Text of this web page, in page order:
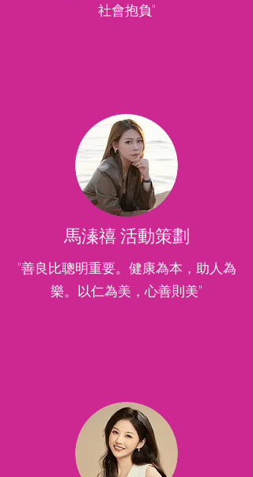
社會抱負"
馬溱禧 活動策劃
"善良比聰明重要。健康為本，助人為
樂。以仁為美，心善則美"